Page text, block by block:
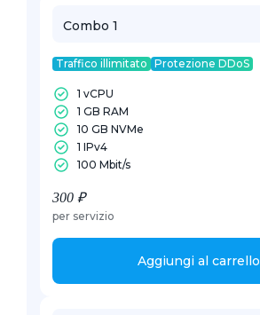
Combo 1
Traffico illimitato Protezione DDoS
1 vCPU
1 GB RAM
10 GB NVMe
1 IPv4
100 Mbit/s
300 ₽
per servizio
Aggiungi al carrello